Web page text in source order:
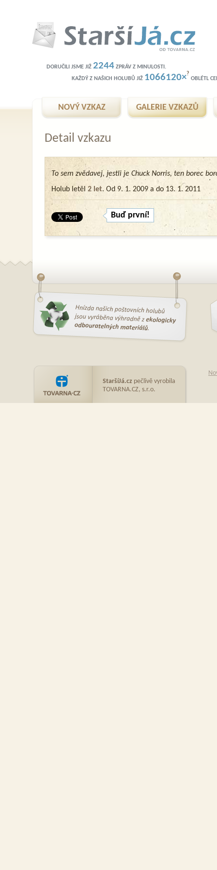
DORUČILI JSME JIŽ 2244 ZPRÁV Z MINULOSTI.
KAŽDÝ Z NAŠICH HOLUBŮ JIŽ 1066120×?
OBLÉTL
NOVÝ VZKAZ GALERIE VZKAZŮ
Detail vzkazu
To sem zvědavej, jestli je Chuck Norris, ten borec
Holub letěl 2 let. Od 9. 1. 2009 a do 13. 1. 2011
Buď první!
StaršíJá.cz pečlivě vyrobila
TOVARNA.CZ, s.r.o.